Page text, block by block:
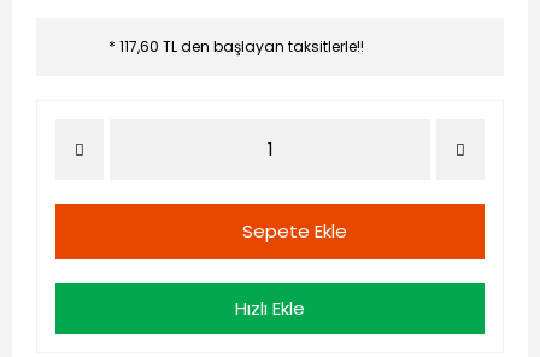
* 117,60 TL den başlayan taksitlerle!!
Sepete Ekle
Hızlı Ekle